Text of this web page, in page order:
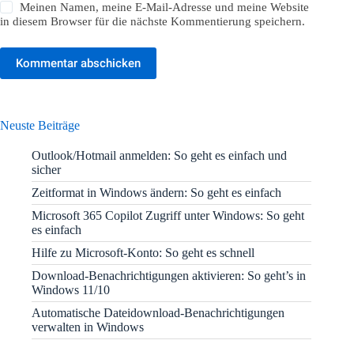
Meinen Namen, meine E-Mail-Adresse und meine Website
in diesem Browser für die nächste Kommentierung speichern.
Kommentar abschicken
Neuste Beiträge
Outlook/Hotmail anmelden: So geht es einfach und
sicher
Zeitformat in Windows ändern: So geht es einfach
Microsoft 365 Copilot Zugriff unter Windows: So geht
es einfach
Hilfe zu Microsoft-Konto: So geht es schnell
Download-Benachrichtigungen aktivieren: So geht’s in
Windows 11/10
Automatische Dateidownload-Benachrichtigungen
verwalten in Windows